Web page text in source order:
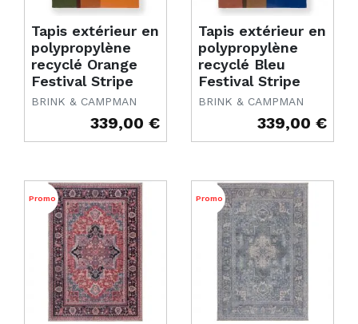
Tapis extérieur en
polypropylène
recyclé Orange
Festival Stripe
BRINK & CAMPMAN
339,00 €
Tapis extérieur en
polypropylène
recyclé Bleu
Festival Stripe
BRINK & CAMPMAN
339,00 €
Promo Promo